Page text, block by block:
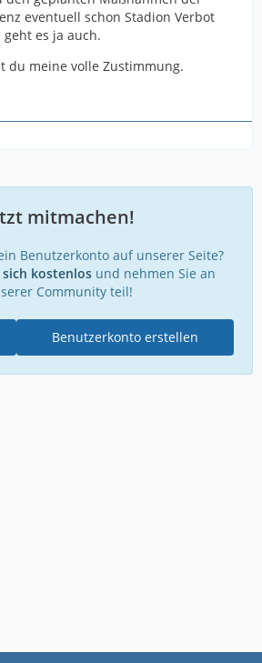
eventuell schon Stadion Verbot
es ja auch.
du meine volle Zustimmung.
mitmachen!
Benutzerkonto auf unserer Seite?
kostenlosund nehmen Sie an
Community teil!
Benutzerkonto erstellen